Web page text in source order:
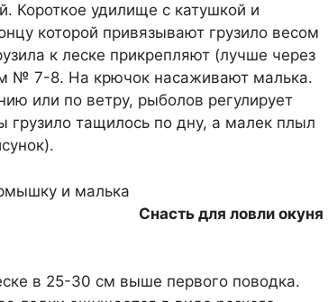
Короткое удилище с катушкой и
которой привязывают грузило весом
к леске прикрепляют (лучше через
№ 7-8. На крючок насаживают малька.
или по ветру, рыболов регулирует
грузило тащилось по дну, а малек плыл
Снасть для ловли окуня
в 25-30 см выше первого поводка.